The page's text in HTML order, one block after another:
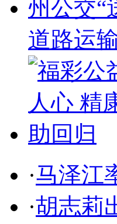
道路运
·马泽江
·胡志莉